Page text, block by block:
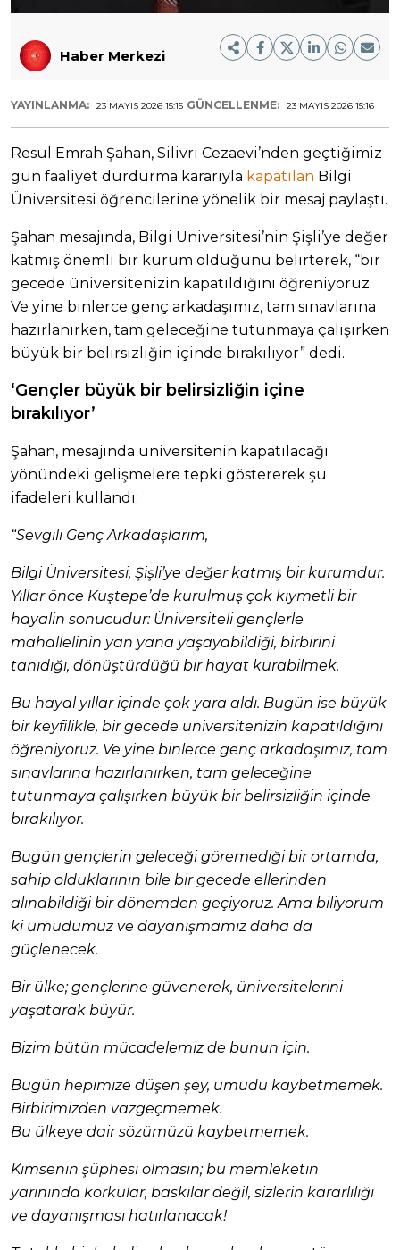
Haber Merkezi
YAYINLANMA: 23 MAYIS 2026 15:15 GÜNCELLENME: 23 MAYIS 2026 15:16
Resul Emrah Şahan, Silivri Cezaevi’nden geçtiğimiz
gün faaliyet durdurma kararıyla kapatılan Bilgi
Üniversitesi öğrencilerine yönelik bir mesaj paylaştı.
Şahan mesajında, Bilgi Üniversitesi’nin Şişli’ye değer
katmış önemli bir kurum olduğunu belirterek, “bir
gecede üniversitenizin kapatıldığını öğreniyoruz.
Ve yine binlerce genç arkadaşımız, tam sınavlarına
hazırlanırken, tam geleceğine tutunmaya çalışırken
büyük bir belirsizliğin içinde bırakılıyor” dedi.
‘Gençler büyük bir belirsizliğin içine
bırakılıyor’
Şahan, mesajında üniversitenin kapatılacağı
yönündeki gelişmelere tepki göstererek şu
ifadeleri kullandı:
“Sevgili Genç Arkadaşlarım,
Bilgi Üniversitesi, Şişli’ye değer katmış bir kurumdur.
Yıllar önce Kuştepe’de kurulmuş çok kıymetli bir
hayalin sonucudur: Üniversiteli gençlerle
mahallelinin yan yana yaşayabildiği, birbirini
tanıdığı, dönüştürdüğü bir hayat kurabilmek.
Bu hayal yıllar içinde çok yara aldı. Bugün ise büyük
bir keyfilikle, bir gecede üniversitenizin kapatıldığını
öğreniyoruz. Ve yine binlerce genç arkadaşımız, tam
sınavlarına hazırlanırken, tam geleceğine
tutunmaya çalışırken büyük bir belirsizliğin içinde
bırakılıyor.
Bugün gençlerin geleceği göremediği bir ortamda,
sahip olduklarının bile bir gecede ellerinden
alınabildiği bir dönemden geçiyoruz. Ama biliyorum
ki umudumuz ve dayanışmamız daha da
güçlenecek.
Bir ülke; gençlerine güvenerek, üniversitelerini
yaşatarak büyür.
Bizim bütün mücadelemiz de bunun için.
Bugün hepimize düşen şey, umudu kaybetmemek.
Birbirimizden vazgeçmemek.
Bu ülkeye dair sözümüzü kaybetmemek.
Kimsenin şüphesi olmasın; bu memleketin
yarınında korkular, baskılar değil, sizlerin kararlılığı
ve dayanışması hatırlanacak!